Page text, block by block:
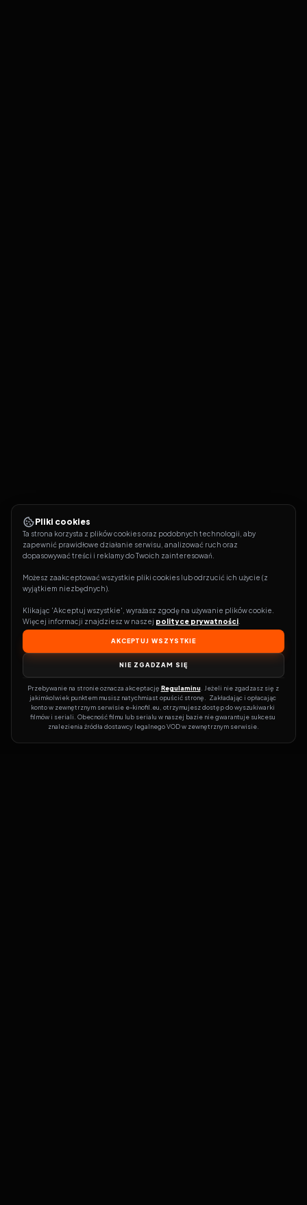
Pliki cookies
Ta strona korzysta z plików cookies oraz podobnych technologii, aby
zapewnić prawidłowe działanie serwisu, analizować ruch oraz
dopasowywać treści i reklamy do Twoich zainteresowań.
Możesz zaakceptować wszystkie pliki cookies lub odrzucić ich użycie (z
wyjątkiem niezbędnych).
Klikając 'Akceptuj wszystkie', wyrażasz zgodę na używanie plików cookie.
Więcej informacji znajdziesz w naszej polityce prywatności
AKCEPTUJ WSZYSTKIE
NIE ZGADZAM SIĘ
Przebywanie na stronie oznacza akceptację Regulaminu . Jeżeli nie zgadzasz się z
jakimkolwiek punktem musisz natychmiast opuścić stronę.  Zakładając i opłacając
konto w zewnętrznym serwisie e-kinofil.eu, otrzymujesz dostęp do wyszukiwarki
filmów i seriali. Obecność filmu lub serialu w naszej bazie nie gwarantuje sukcesu
znalezienia źródła dostawcy legalnego VOD w zewnętrznym serwisie.